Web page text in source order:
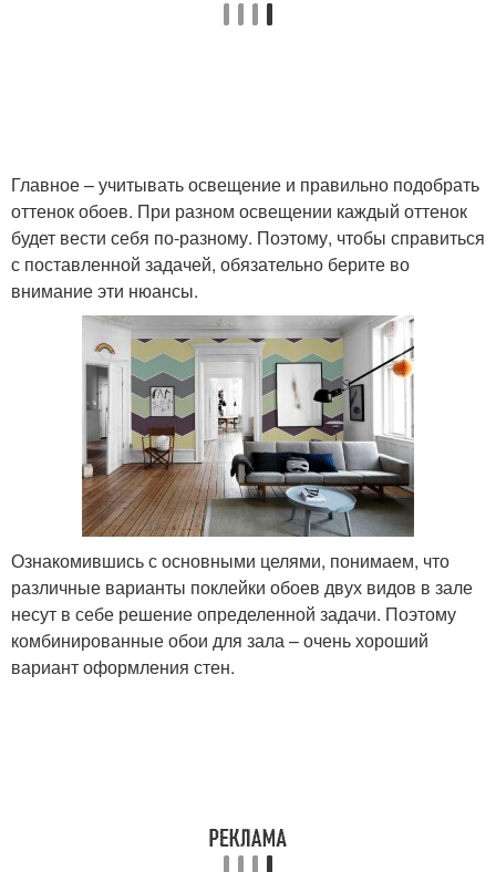
Главное – учитывать освещение и правильно подобрать
оттенок обоев. При разном освещении каждый оттенок
будет вести себя по-разному. Поэтому, чтобы справиться
с поставленной задачей, обязательно берите во
внимание эти нюансы.
Ознакомившись с основными целями, понимаем, что
различные варианты поклейки обоев двух видов в зале
несут в себе решение определенной задачи. Поэтому
комбинированные обои для зала – очень хороший
вариант оформления стен.